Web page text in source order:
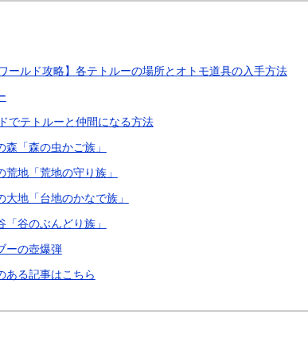
ールド攻略】各テトルーの場所とオトモ道具の入手方法
でテトルーと仲間になる方法
森「森の虫かご族」
荒地「荒地の守り族」
大地「台地のかなで族」
「谷のぶんどり族」
ーの壺爆弾
ある記事はこちら